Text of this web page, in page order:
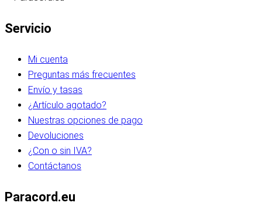
Servicio
Mi cuenta
Preguntas más frecuentes
Envío y tasas
¿Artículo agotado?
Nuestras opciones de pago
Devoluciones
¿Con o sin IVA?
Contáctanos
Paracord.eu